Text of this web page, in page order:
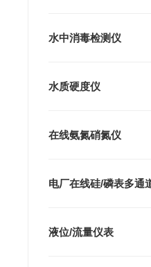
水中消毒检测仪
水质硬度仪
在线氨氮硝氮仪
电厂在线硅/磷表多通
液位/流量仪表